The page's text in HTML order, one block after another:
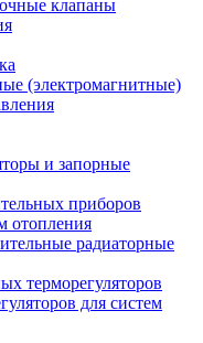
клапаны
(электромагнитные)
и запорные
приборов
отопления
радиаторные
терморегуляторов
для систем